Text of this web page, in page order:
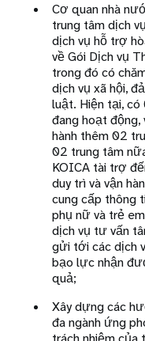
Cơ quan nhà
trung tâm dịch
dịch vụ hỗ trợ
về Gói Dịch vụ
trong đó có
dịch vụ xã hội,
luật. Hiện tại,
đang hoạt động,
hành thêm 02
02 trung tâm
KOICA tài trợ
duy trì và vận
cung cấp thông
phụ nữ và trẻ
dịch vụ tư vấn
gửi tới các dịch
bạo lực nhận
quả;
Xây dựng các
đa ngành ứng